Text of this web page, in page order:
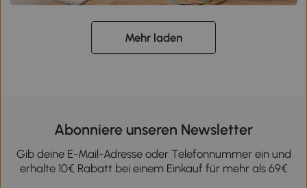
Mehr laden
Abonniere unseren Newsletter
Gib deine E-Mail-Adresse oder Telefonnummer ein und
erhalte 10€ Rabatt bei einem Einkauf für mehr als 69€